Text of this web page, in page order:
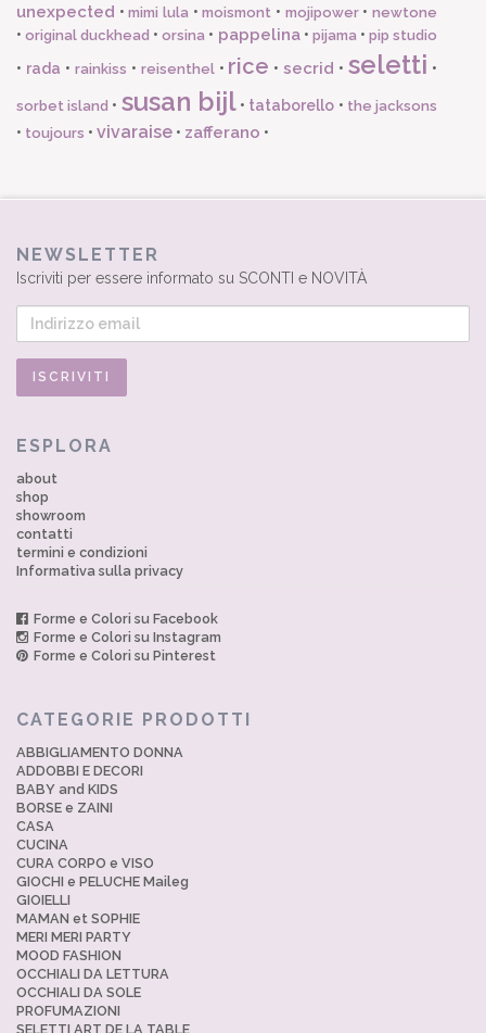
unexpected •mimi lula •moismont • mojipower•newtone
•original duckhead •orsina • pappelina• pijama • pip studio
• rada • rainkiss • reisenthel• rice •secrid •seletti •
sorbet island • susan bijl• tataborello • the jacksons
• toujours • vivaraise • zafferano •
NEWSLETTER
Iscriviti per essere informato su SCONTI e NOVITÀ
ESPLORA
about
shop
showroom
contatti
termini e condizioni
Informativa sulla privacy
Forme e Colori su Facebook
Forme e Colori su Instagram
Forme e Colori su Pinterest
CATEGORIE PRODOTTI
ABBIGLIAMENTO DONNA
ADDOBBI E DECORI
BABY and KIDS
BORSE e ZAINI
CASA
CUCINA
CURA CORPO e VISO
GIOCHI e PELUCHE Maileg
GIOIELLI
MAMAN et SOPHIE
MERI MERI PARTY
MOOD FASHION
OCCHIALI DA LETTURA
OCCHIALI DA SOLE
PROFUMAZIONI
SELETTI ART DE LA TABLE